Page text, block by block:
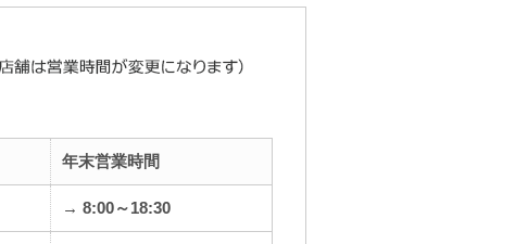
年末営業時間
→ 8:00～18:30